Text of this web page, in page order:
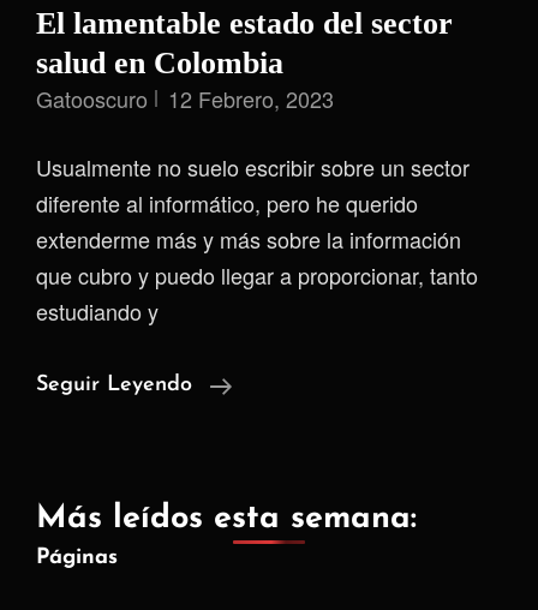
El lamentable estado del sector
salud en Colombia
Gatooscuro 12 Febrero, 2023
Usualmente no suelo escribir sobre un sector
diferente al informático, pero he querido
extenderme más y más sobre la información
que cubro y puedo llegar a proporcionar, tanto
estudiando y
Seguir Leyendo
El
Sector
Más leídos esta semana:
Páginas